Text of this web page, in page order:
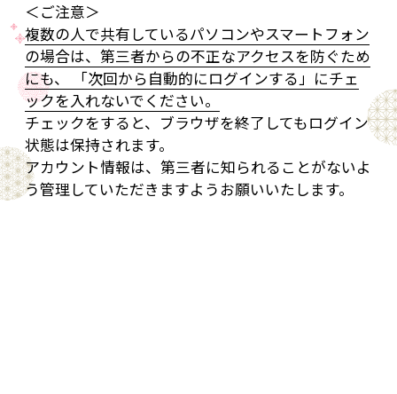
＜ご注意＞
複数の人で共有しているパソコンやスマートフォン
の場合は、第三者からの不正なアクセスを防ぐため
にも、 「次回から自動的にログインする」にチェ
ックを入れないでください。
チェックをすると、ブラウザを終了してもログイン
状態は保持されます。
アカウント情報は、第三者に知られることがないよ
う管理していただきますようお願いいたします。